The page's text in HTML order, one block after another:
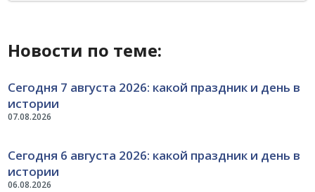
Новости по теме:
07.08.2026
Сегодня 7 августа 2026: какой праздник и день в
истории
06.08.2026
Сегодня 6 августа 2026: какой праздник и день в
истории